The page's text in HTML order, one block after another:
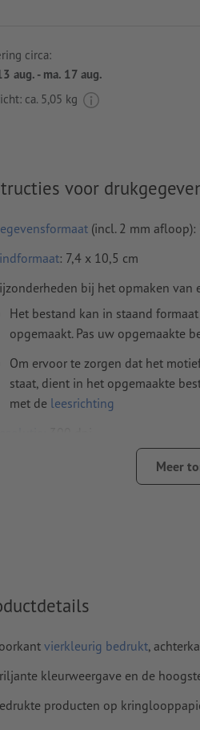
circa:
aug. - ma. 17 aug.
ca. 5,05 kg
voor
(incl. 2 mm afloop):
: 7,4 x 10,5 cm
bij het opmaken van
Het bestand kan in staand
opgemaakt. Pas uw opgemaakte
Om ervoor te zorgen dat het
staat, dient in het opgemaakte
met de leesrichting
aanhouden,
4 mm afstand ten opzichte van het
worden verwijderd en
vanformulierveldenworden
Meer
vierkleurig bedrukt,
kleurweergave en de
producten op